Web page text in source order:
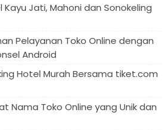
Jati, Mahoni dan Sonokeling
Pelayanan Toko Online dengan
Android
Hotel Murah Bersama tiket.com
Nama Toko Online yang Unik dan